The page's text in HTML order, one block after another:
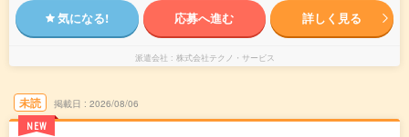
気になる! 応募へ進む 詳しく見る
派遣会社 株式会社テクノ・サービス
未読
NEW
掲載日 2026/08/06